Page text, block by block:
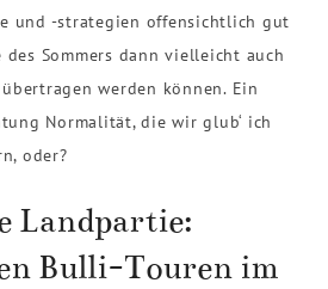
und -strategien offensichtlich gut
Sommers dann vielleicht auch
werden können. Ein
Normalität, die wir glub‘ ich
oder?
Landpartie:
Bulli-Touren im